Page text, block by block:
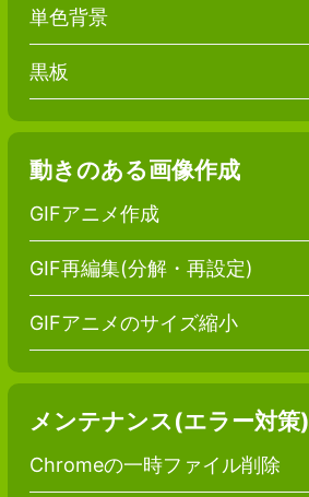
単色背景
黒板
動きのある画像作成
GIFアニメ作成
GIF再編集(分解・再設定)
GIFアニメのサイズ縮小
メンテナンス(エラー対策)
Chromeの一時ファイル削除